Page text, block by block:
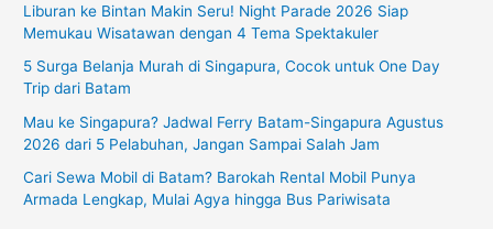
t
k
Liburan ke Bintan Makin Seru! Night Parade 2026 Siap
Memukau Wisatawan dengan 4 Tema Spektakuler
5 Surga Belanja Murah di Singapura, Cocok untuk One Day
Trip dari Batam
Mau ke Singapura? Jadwal Ferry Batam-Singapura Agustus
2026 dari 5 Pelabuhan, Jangan Sampai Salah Jam
Cari Sewa Mobil di Batam? Barokah Rental Mobil Punya
Armada Lengkap, Mulai Agya hingga Bus Pariwisata